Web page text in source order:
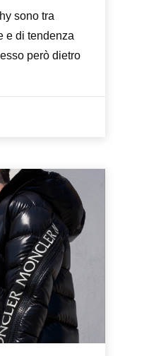
sono tra
e di tendenza
però dietro